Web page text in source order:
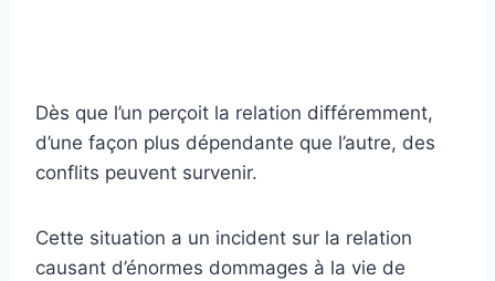
Dès que l’un perçoit la relation différemment,
d’une façon plus dépendante que l’autre, des
conflits peuvent survenir.
Cette situation a un incident sur la relation
causant d’énormes dommages à la vie de